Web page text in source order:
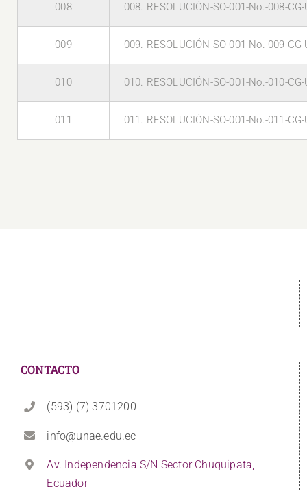
008 008. RESOLUCIÓN-SO-001-No.-008-
009 009. RESOLUCIÓN-SO-001-No.-009-
010 010. RESOLUCIÓN-SO-001-No.-010-
011 011. RESOLUCIÓN-SO-001-No.-011-
CONTACTO
(593) (7) 3701200
info@unae.edu.ec
Av. Independencia S/N Sector Chuquipata,
Ecuador